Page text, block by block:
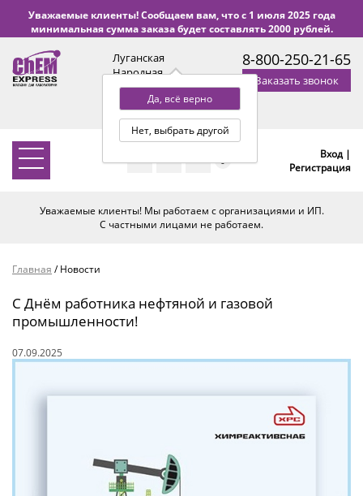
Уважаемые клиенты! Сообщаем вам, что с 1 июля 2025 года
минимальная сумма заказа будет составлять 2000 рублей.
Луганская
Народная
Республика
Да, всё верно
Нет, выбрать другой
с 9:00 до 18:00 по Уфе
(+2 МСК)
8-800-250-21-65
Заказать звонок
0
Вход |
Регистрация
Уважаемые клиенты! Мы работаем с организациями и ИП.
С частными лицами не работаем.
Главная /Новости
С Днём работника нефтяной и газовой
промышленности!
07.09.2025